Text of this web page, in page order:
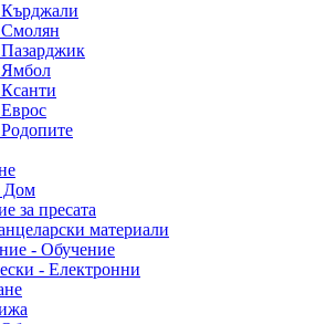
Ямбол
Дом
за пресата
материали
- Обучение
- Електронни